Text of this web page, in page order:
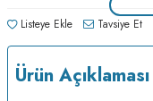
Listeye Ekle Tavsiye Et
Ürün Açıklaması